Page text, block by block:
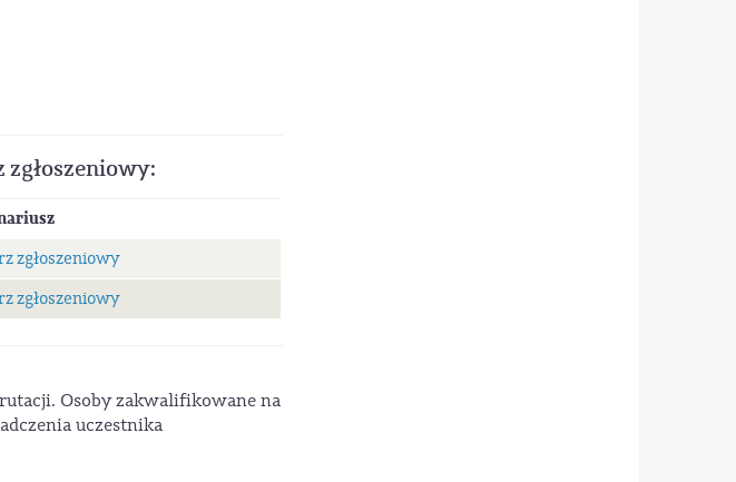
zgłoszeniowy
zgłoszeniowy
Osoby zakwalifikowane na
uczestnika